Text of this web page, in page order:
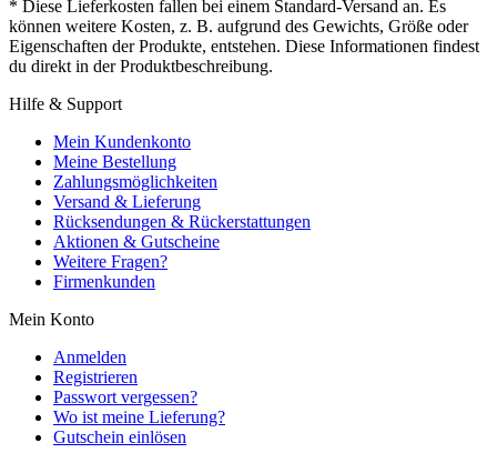
* Diese Lieferkosten fallen bei einem Standard-Versand an. Es
können weitere Kosten, z. B. aufgrund des Gewichts, Größe oder
Eigenschaften der Produkte, entstehen. Diese Informationen findest
du direkt in der Produktbeschreibung.
Hilfe & Support
Mein Kundenkonto
Meine Bestellung
Zahlungsmöglichkeiten
Versand & Lieferung
Rücksendungen & Rückerstattungen
Aktionen & Gutscheine
Weitere Fragen?
Firmenkunden
Mein Konto
Anmelden
Registrieren
Passwort vergessen?
Wo ist meine Lieferung?
Gutschein einlösen